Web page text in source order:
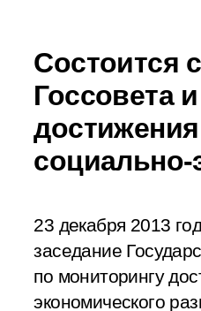
Состоится
Госсовета
социально-
23 декабря 2013
заседание
по мониторингу
экономического